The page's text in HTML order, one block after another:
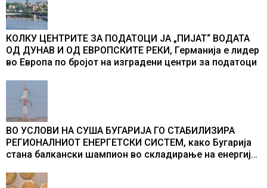
КОЛКУ ЦЕНТРИТЕ ЗА ПОДАТОЦИ ЈА „ПИЈАТ“ ВОДАТА
ОД ДУНАВ И ОД ЕВРОПСКИТЕ РЕКИ, Германија е лидер
во Европа по бројот на изградени центри за податоци
ВО УСЛОВИ НА СУША БУГАРИЈА ГО СТАБИЛИЗИРА
РЕГИОНАЛНИОТ ЕНЕРГЕТСКИ СИСТЕМ, како Бугарија
стана балкански шампион во складирање на енергија